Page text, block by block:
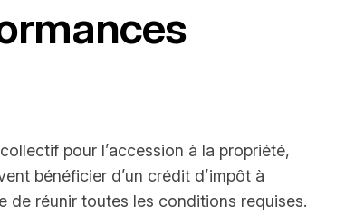
pour l’accession à la propriété,
bénéficier d’un crédit d’impôt à
de réunir toutes les conditions requises.